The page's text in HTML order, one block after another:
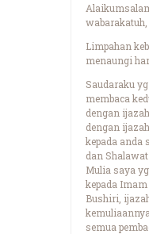
wabarakatuh,
Limpahan
menaungi
Saudaraku
membaca
dengan
dengan
kepada anda
dan
Mulia saya
kepada
Bushiri,
semua